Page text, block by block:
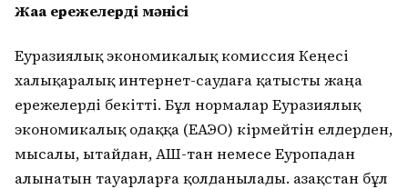
Жаңа ережелердің мәнісі
Еуразиялық экономикалық комиссия Кеңесі
халықаралық интернет-саудаға қатысты жаңа
ережелерді бекітті. Бұл нормалар Еуразиялық
экономикалық одаққа (ЕАЭО) кірмейтін елдерден,
мысалы, Қытайдан, АҚШ-тан немесе Еуропадан
алынатын тауарларға қолданылады. Қазақстан бұл